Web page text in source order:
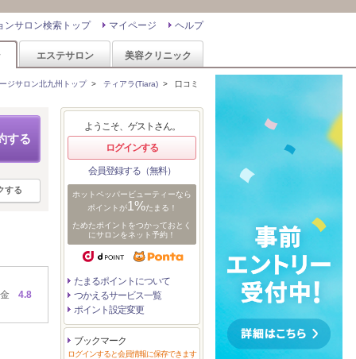
ヘルプ
マイページ
ンサロン検索トップ
エステサロン 美容クリニック
ジサロン北九州トップ> ティアラ(Tiara) > 口コミ
する
する
4.8
ようこそ、ゲストさん。
ログインする
会員登録する（無料）
ホットペッパービューティーなら
ポイントが1%たまる！
ためたポイントをつかっておとく
にサロンをネット予約！
たまるポイントについて
つかえるサービス一覧
ポイント設定変更
ブックマーク
ログインすると会員情報に保存できます